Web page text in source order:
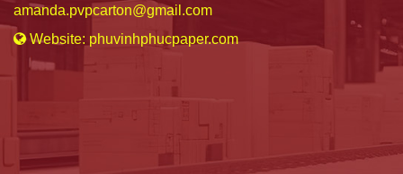
amanda.pvpcarton@gmail.com
Website: phuvinhphucpaper.com